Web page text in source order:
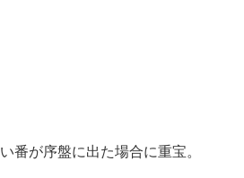
番が序盤に出た場合に重宝。